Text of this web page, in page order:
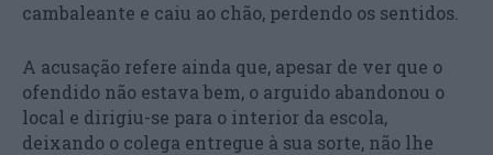
cambaleante e caiu ao chão, perdendo os sentidos.
A acusação refere ainda que, apesar de ver que o
ofendido não estava bem, o arguido abandonou o
local e dirigiu-se para o interior da escola,
deixando o colega entregue à sua sorte, não lhe